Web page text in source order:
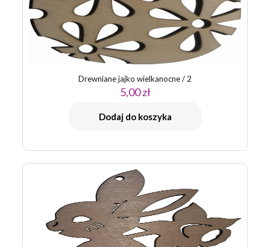
Drewniane jajko wielkanocne / 2
5,00zł
Dodaj do koszyka